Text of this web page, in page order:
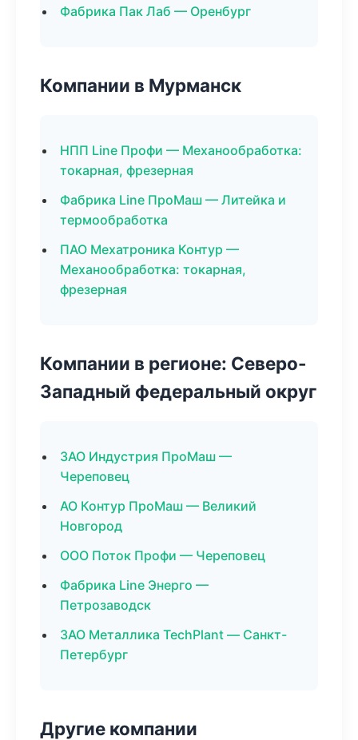
Фабрика Пак Лаб — Оренбург
Компании в Мурманск
НПП Line Профи — Механообработка:
токарная, фрезерная
Фабрика Line ПроМаш — Литейка и
термообработка
ПАО Мехатроника Контур —
Механообработка: токарная,
фрезерная
Компании в регионе: Северо-
Западный федеральный округ
ЗАО Индустрия ПроМаш —
Череповец
АО Контур ПроМаш — Великий
Новгород
ООО Поток Профи — Череповец
Фабрика Line Энерго —
Петрозаводск
ЗАО Металлика TechPlant — Санкт-
Петербург
Другие компании